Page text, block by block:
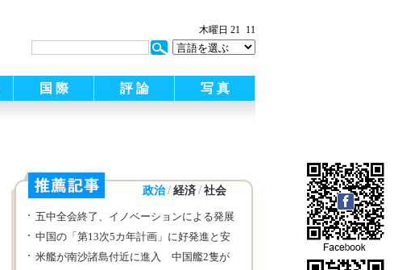
木曜日 21 11
国 際 評 論 写 真
政治 / 経済 / 社会
五中全会終了、イノベーションによる発展
が注目される
中国の「第13次5カ年計画」に好発進と安
定した前進を期待—海外学識者が「第13次
米艦が南沙諸島付近に進入 中国艦2隻が